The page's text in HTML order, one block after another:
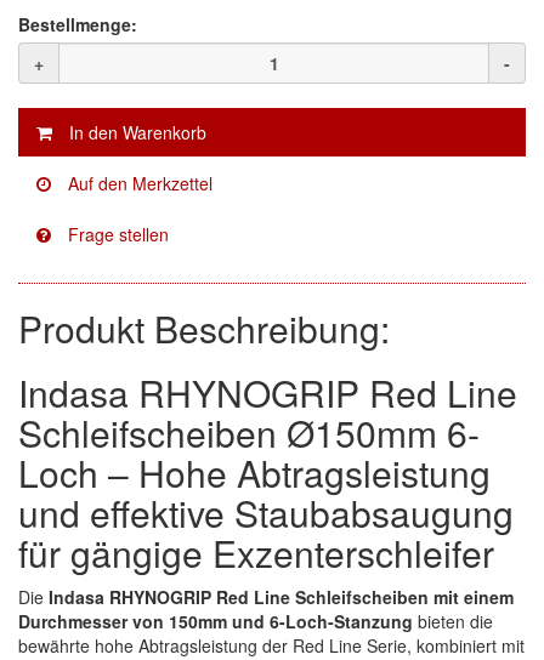
Facdos
Finixa
Indasa
KWASNY
Mirka
(1)
Novol
(3)
Prevost
(3)
Proma
(21)
Sia
(3)
Spectral
StarChem
(1)
Sundstrom
Bestellmenge:
+
-
Produkt Beschreibung:
Indasa RHYNOGRIP Red Line
Schleifscheiben Ø150mm 6-
Loch – Hohe Abtragsleistung
und effektive Staubabsaugung
für gängige Exzenterschleifer
Die Indasa RHYNOGRIP Red Line Schleifscheiben mit einem
Durchmesser von 150mm und 6-Loch-Stanzung bieten die
bewährte hohe Abtragsleistung der Red Line Serie, kombiniert mit